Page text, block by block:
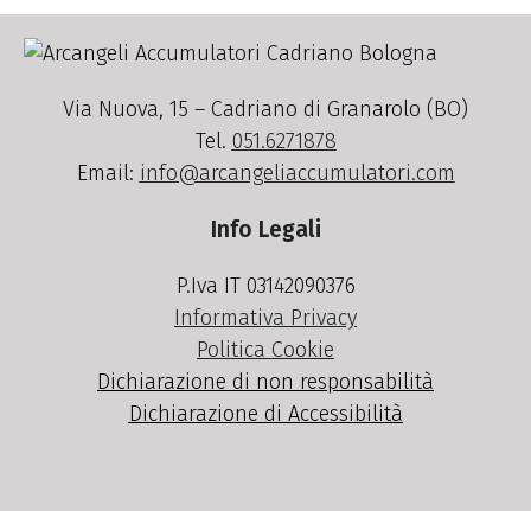
Via Nuova, 15 – Cadriano di Granarolo (BO)
Tel. 051.6271878
Email: info@arcangeliaccumulatori.com
Info Legali
P.Iva IT 03142090376
Informativa Privacy
Politica Cookie
Dichiarazione di non responsabilità
Dichiarazione di Accessibilità